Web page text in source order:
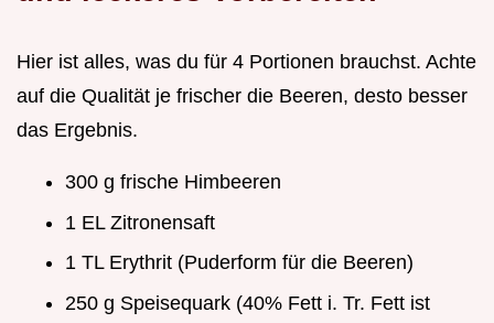
Hier ist alles, was du für 4 Portionen brauchst. Achte
auf die Qualität je frischer die Beeren, desto besser
das Ergebnis.
300 g frische Himbeeren
1 EL Zitronensaft
1 TL Erythrit (Puderform für die Beeren)
250 g Speisequark (40% Fett i. Tr. Fett ist